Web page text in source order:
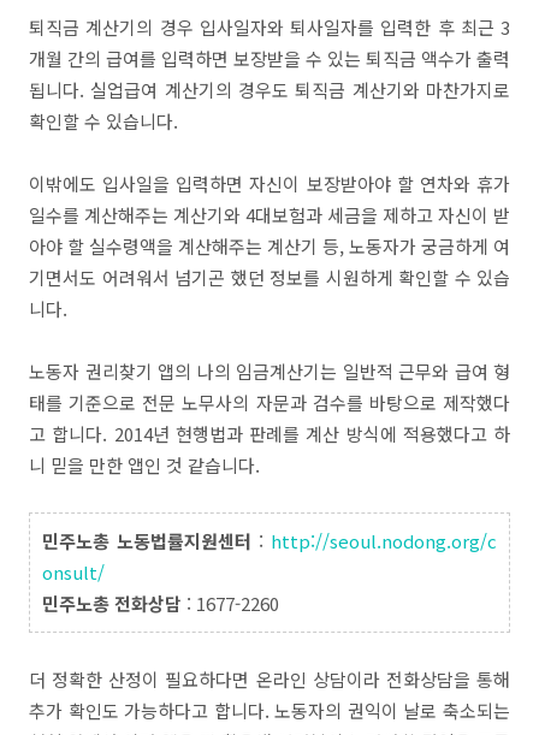
퇴직금 계산기의 경우 입사일자와 퇴사일자를 입력한 후 최근 3
개월 간의 급여를 입력하면 보장받을 수 있는 퇴직금 액수가 출력
됩니다. 실업급여 계산기의 경우도 퇴직금 계산기와 마찬가지로
확인할 수 있습니다.
이밖에도 입사일을 입력하면 자신이 보장받아야 할 연차와 휴가
일수를 계산해주는 계산기와 4대보험과 세금을 제하고 자신이 받
아야 할 실수령액을 계산해주는 계산기 등, 노동자가 궁금하게 여
기면서도 어려워서 넘기곤 했던 정보를 시원하게 확인할 수 있습
니다.
노동자 권리찾기 앱의 나의 임금계산기는 일반적 근무와 급여 형
태를 기준으로 전문 노무사의 자문과 검수를 바탕으로 제작했다
고 합니다. 2014년 현행법과 판례를 계산 방식에 적용했다고 하
니 믿을 만한 앱인 것 같습니다.
민주노총 노동법률지원센터 : http://seoul.nodong.org/c
onsult/
민주노총 전화상담 : 1677-2260
더 정확한 산정이 필요하다면 온라인 상담이라 전화상담을 통해
추가 확인도 가능하다고 합니다. 노동자의 권익이 날로 축소되는